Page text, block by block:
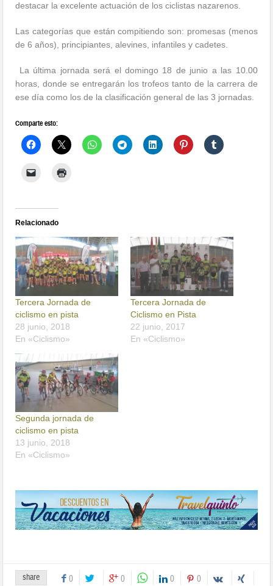
destacar la excelente actuación de los ciclistas nazarenos.
Las categorías que están compitiendo son: promesas (menos
de 6 años), principiantes, alevines, infantiles y cadetes.
La última jornada será el domingo 18 de junio a las 10.00
horas, donde se entregarán los trofeos tanto de la carrera de
ese día como los de la clasificación general de las 3 jornadas.
Comparte esto:
Relacionado
Tercera Jornada de
ciclismo en pista
28 junio, 2018
En «Ciclismo»
Tercera Jornada de
Ciclismo en Pista
22 junio, 2017
En «Ciclismo»
Segunda jornada de
ciclismo en pista
13 junio, 2018
En «Ciclismo»
share 0 0 0 0